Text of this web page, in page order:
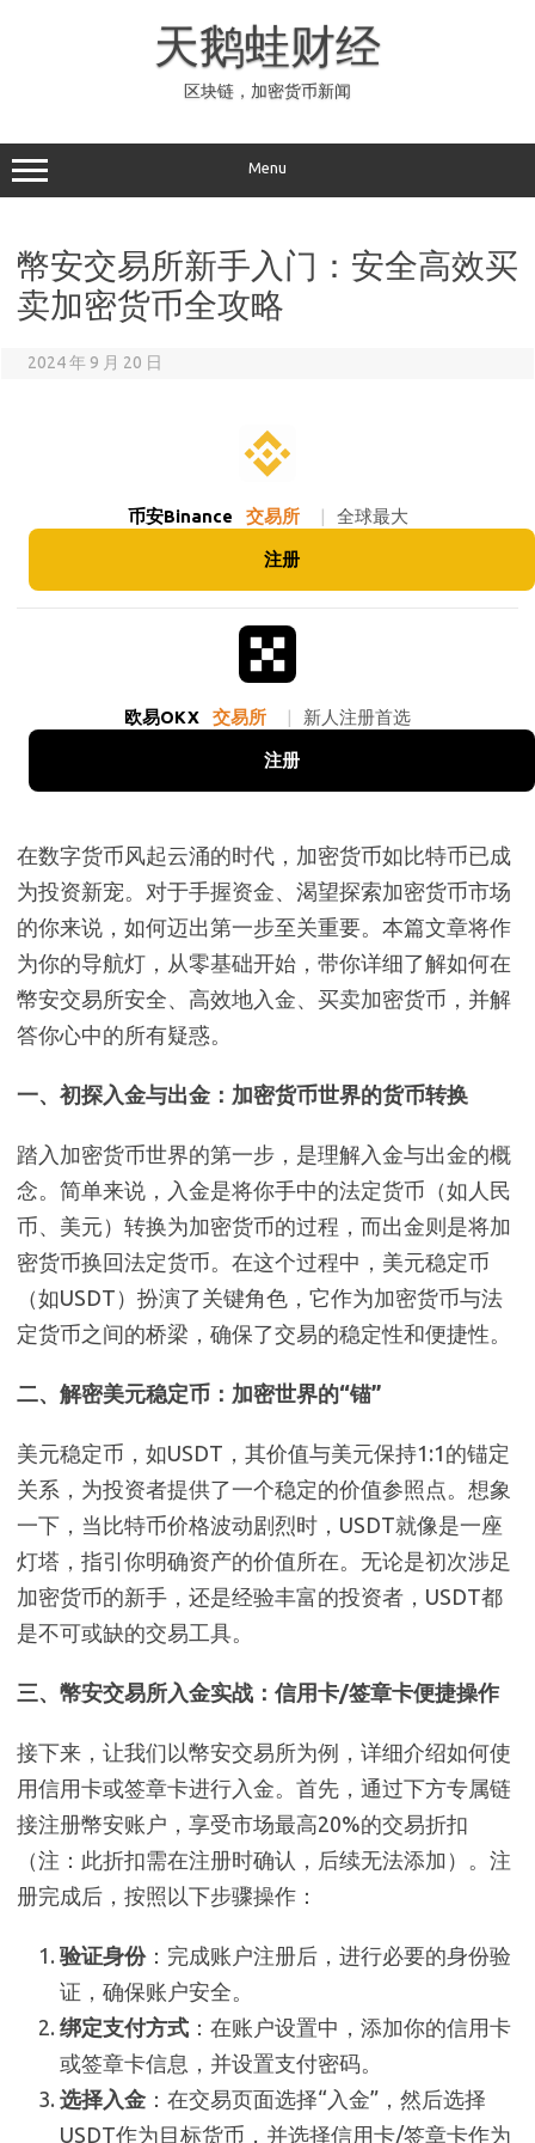
天鹅蛙财经
区块链，加密货币新闻
Menu
幣安交易所新手入门：安全高效买
卖加密货币全攻略
2024 年 9 月 20 日
币安Binance 交易所 | 全球最大
注册
欧易OKX 交易所 | 新人注册首选
注册
在数字货币风起云涌的时代，加密货币如比特币已成
为投资新宠。对于手握资金、渴望探索加密货币市场
的你来说，如何迈出第一步至关重要。本篇文章将作
为你的导航灯，从零基础开始，带你详细了解如何在
幣安交易所安全、高效地入金、买卖加密货币，并解
答你心中的所有疑惑。
一、初探入金与出金：加密货币世界的货币转换
踏入加密货币世界的第一步，是理解入金与出金的概
念。简单来说，入金是将你手中的法定货币（如人民
币、美元）转换为加密货币的过程，而出金则是将加
密货币换回法定货币。在这个过程中，美元稳定币
（如USDT）扮演了关键角色，它作为加密货币与法
定货币之间的桥梁，确保了交易的稳定性和便捷性。
二、解密美元稳定币：加密世界的“锚”
美元稳定币，如USDT，其价值与美元保持1:1的锚定
关系，为投资者提供了一个稳定的价值参照点。想象
一下，当比特币价格波动剧烈时，USDT就像是一座
灯塔，指引你明确资产的价值所在。无论是初次涉足
加密货币的新手，还是经验丰富的投资者，USDT都
是不可或缺的交易工具。
三、幣安交易所入金实战：信用卡/签章卡便捷操作
接下来，让我们以幣安交易所为例，详细介绍如何使
用信用卡或签章卡进行入金。首先，通过下方专属链
接注册幣安账户，享受市场最高20%的交易折扣
（注：此折扣需在注册时确认，后续无法添加）。注
册完成后，按照以下步骤操作：
验证身份：完成账户注册后，进行必要的身份验
证，确保账户安全。
绑定支付方式 ：在账户设置中，添加你的信用卡
或签章卡信息，并设置支付密码。
选择入金 ：在交易页面选择“入金”，然后选择
USDT作为目标货币，并选择信用卡/签章卡作为